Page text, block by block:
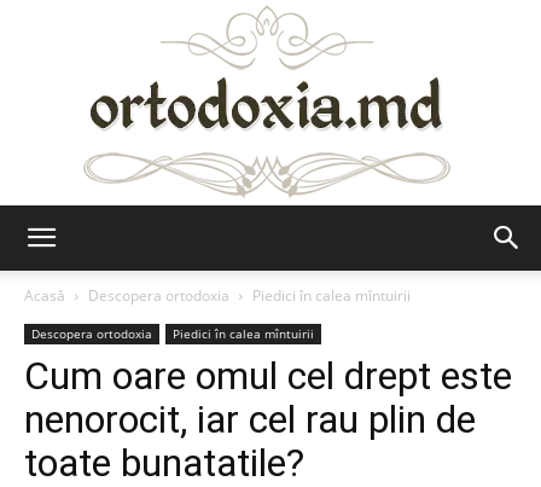
Acasă
Descopera ortodoxia Piedici în calea mîntuirii
Descopera ortodoxia Piedici în calea mîntuirii
Cum oare omul cel drept este
nenorocit, iar cel rau plin de
toate bunatatile?